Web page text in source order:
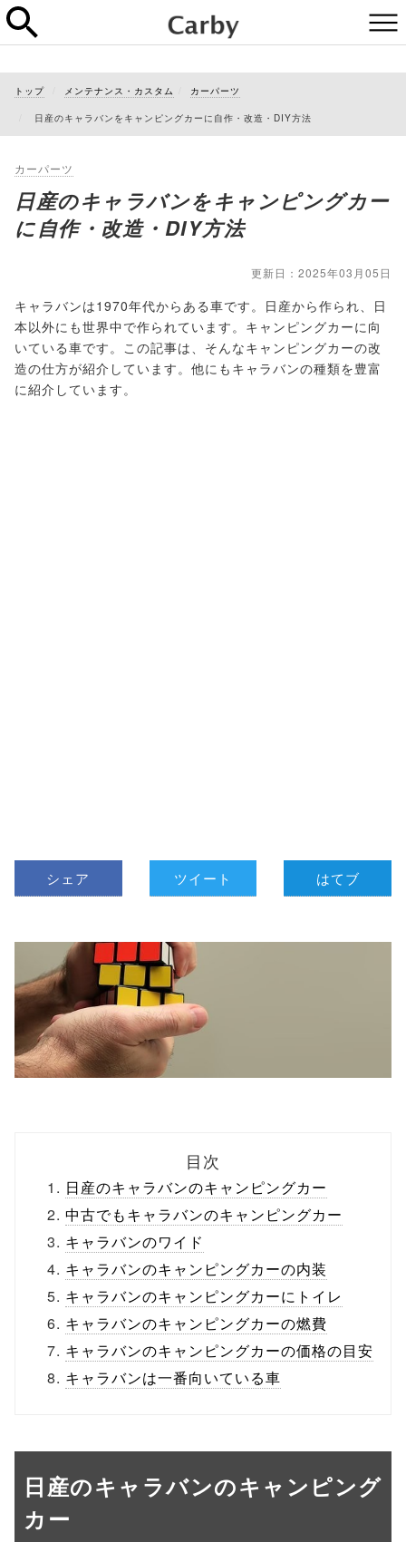
トップ メンテナンス・カスタム カーパーツ
日産のキャラバンをキャンピングカーに自作・改造・DIY方法
カーパーツ
日産のキャラバンをキャンピングカー
に自作・改造・DIY方法
更新日：2025年03月05日
キャラバンは1970年代からある車です。日産から作られ、日
本以外にも世界中で作られています。キャンピングカーに向
いている車です。この記事は、そんなキャンピングカーの改
造の仕方が紹介しています。他にもキャラバンの種類を豊富
に紹介しています。
シェア ツイート はてブ
目次
日産のキャラバンのキャンピングカー
中古でもキャラバンのキャンピングカー
キャラバンのワイド
キャラバンのキャンピングカーの内装
キャラバンのキャンピングカーにトイレ
キャラバンのキャンピングカーの燃費
キャラバンのキャンピングカーの価格の目安
キャラバンは一番向いている車
日産のキャラバンのキャンピング
カー